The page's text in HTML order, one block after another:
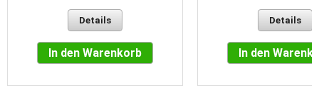
Details
In den Warenkorb
Details
In den